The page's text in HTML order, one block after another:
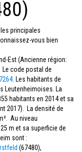
principales
vous bien
Est (Ancienne région:
Le code postal de
. Les habitants de
Leutenheimoises. La
habitants en 2014 et sa
2017). La densité de
Au niveau
m et sa superficie de
sont :
(67480),